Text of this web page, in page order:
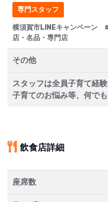
専門スタッフ
横須賀市LINEキャンペーン
店・名品・専門店
その他
スタッフは全員子育て経験
子育てのお悩み等、何で
飲食店詳細
座席数